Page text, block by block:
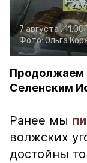
7 августа , 11:00
Фото:Ольга
Продолжаем
Селенским
Ранее мы
волжских
достойны